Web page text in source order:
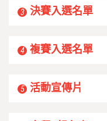
3 決賽入選名單
4 複賽入選名單
5 活動宣傳片